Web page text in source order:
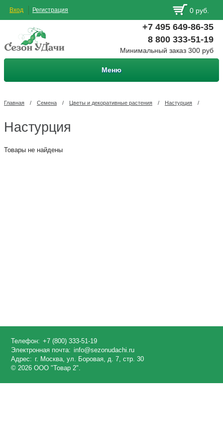
Вход Регистрация 0 руб.
+7 495 649-86-35
8 800 333-51-19
Минимальный заказ 300 руб
Меню
Главная / Семена / Цветы и декоративные растения / Настурция /
Настурция
Товары не найдены
Телефон: +7 (800) 333-51-19
Электронная почта: info@sezonudachi.ru
Адрес: г. Москва, ул. Боровая, д. 7, стр. 30
© 2026 ООО "Товар 2".